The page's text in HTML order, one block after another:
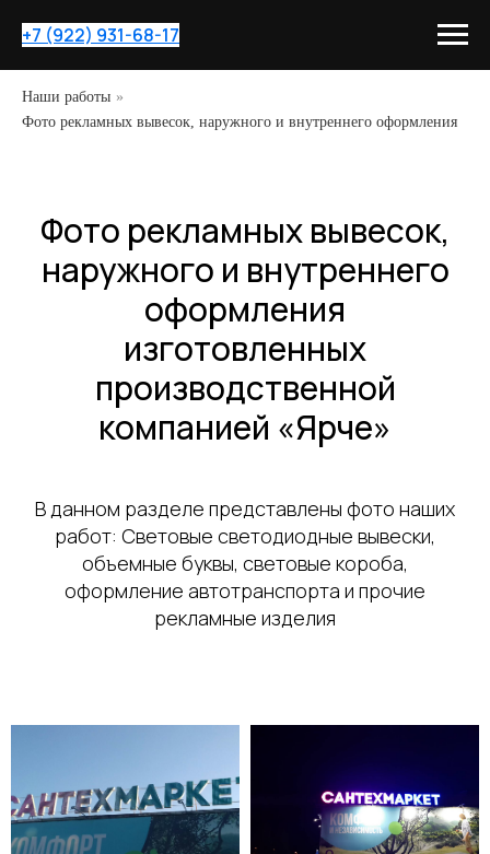
+7 (922) 931-68-17
Наши работы »
Фото рекламных вывесок, наружного и внутреннего оформления
Фото рекламных вывесок,
наружного и внутреннего
оформления
изготовленных
производственной
компанией «Ярче»
В данном разделе представлены фото наших
работ: Световые светодиодные вывески,
объемные буквы, световые короба,
оформление автотранспорта и прочие
рекламные изделия